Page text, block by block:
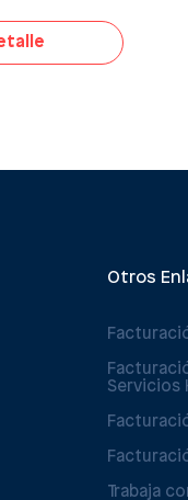
Otros
Servicios
Trabaja